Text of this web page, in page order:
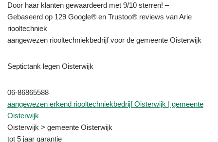
Door haar klanten gewaardeerd met 9/10 sterren! –
Gebaseerd op 129 Google® en Trustoo® reviews van Arie
riooltechniek
aangewezen riooltechniekbedrijf voor de gemeente Oisterwijk
Septictank legen Oisterwijk
06-86865588
aangewezen erkend riooltechniekbedrijf Oisterwijk | gemeente
Oisterwijk
Oisterwijk > gemeente Oisterwijk
tot 5 jaar garantie